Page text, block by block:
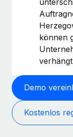
können
Demo
Kostenlos